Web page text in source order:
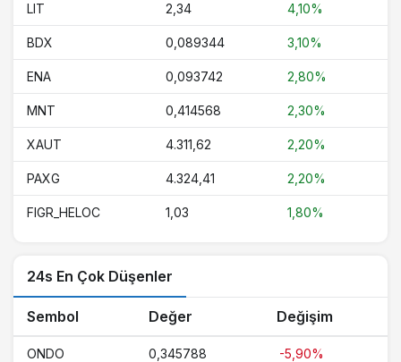
LIT 2,34 4,10%
BDX 0,089344 3,10%
ENA 0,093742 2,80%
MNT 0,414568 2,30%
XAUT 4.311,62 2,20%
PAXG 4.324,41 2,20%
FIGR_HELOC 1,03 1,80%
24s En Çok Düşenler
Sembol Değer Değişim
ONDO 0,345788 -5,90%